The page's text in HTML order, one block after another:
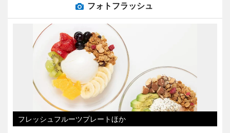
フォトフラッシュ
フレッシュフルーツプレートほか